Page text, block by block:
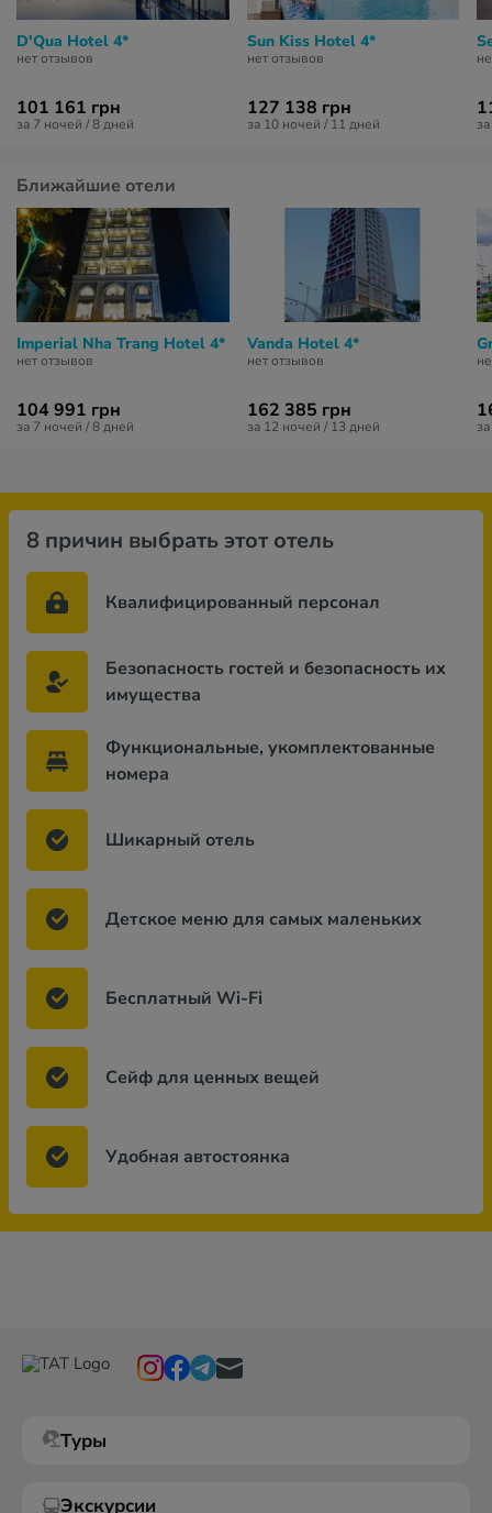
D'Qua Hotel 4*
нет отзывов
101 161 грн
за 7 ночей / 8 дней
Sun Kiss Hotel 4*
нет отзывов
127 138 грн
за 10 ночей / 11 дней
Ближайшие отели
Imperial Nha Trang Hotel 4*
нет отзывов
104 991 грн
за 7 ночей / 8 дней
Vanda Hotel 4*
нет отзывов
162 385 грн
за 12 ночей / 13 дней
8 причин выбрать этот отель
Квалифицированный персонал
Безопасность гостей и безопасность их
имущества
Функциональные, укомплектованные
номера
Шикарный отель
Детское меню для самых маленьких
Бесплатный Wi-Fi
Сейф для ценных вещей
Удобная автостоянка
Туры
Экскурсии